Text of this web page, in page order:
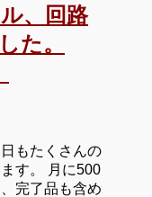
、回路
た。
もたくさんの
す。 月に500
完了品も含め